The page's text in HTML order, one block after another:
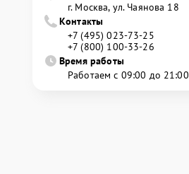
г. Москва, ул. Чаянова 18
Контакты
+7 (495) 023-73-25
+7 (800) 100-33-26
Время работы
Работаем с 09:00 до 21:00